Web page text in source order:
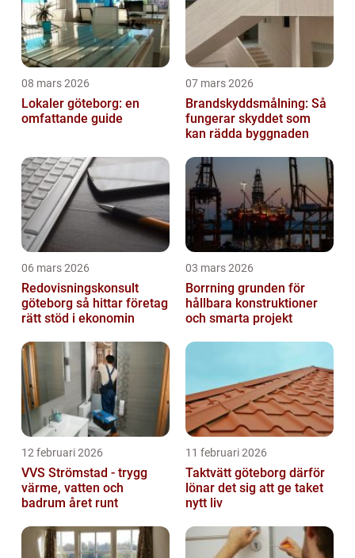
08 mars 2026
Lokaler göteborg: en
omfattande guide
07 mars 2026
Brandskyddsmålning: Så
fungerar skyddet som
kan rädda byggnaden
06 mars 2026
Redovisningskonsult
göteborg så hittar företag
rätt stöd i ekonomin
03 mars 2026
Borrning grunden för
hållbara konstruktioner
och smarta projekt
12 februari 2026
VVS Strömstad - trygg
värme, vatten och
badrum året runt
11 februari 2026
Taktvätt göteborg därför
lönar det sig att ge taket
nytt liv